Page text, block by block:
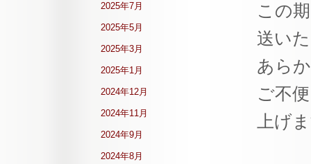
この
送い
あら
ご不
上げ
2025年7月
2025年5月
2025年3月
2025年1月
2024年12月
2024年11月
2024年9月
2024年8月